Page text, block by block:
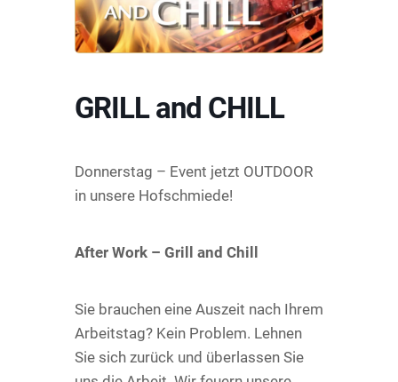
GRILL and CHILL
Donnerstag – Event jetzt OUTDOOR
in unsere Hofschmiede!
After Work – Grill and Chill
Sie brauchen eine Auszeit nach Ihrem
Arbeitstag? Kein Problem. Lehnen
Sie sich zurück und überlassen Sie